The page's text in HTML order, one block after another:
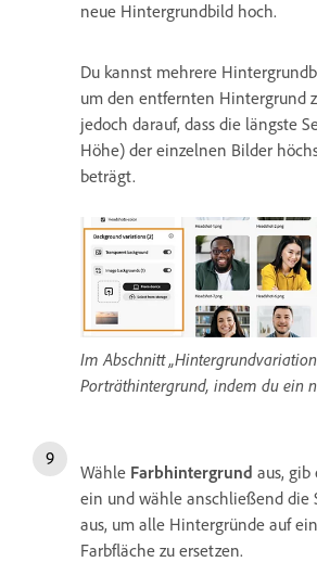
neue Hintergrundbild hoch.
Du kannst mehrere
um den entfernten Hintergrund
jedoch darauf, dass die längste
Höhe) der einzelnen Bilder
beträgt.
Im Abschnitt
Porträthintergrund, indem du ein
Wähle Farbhintergrund aus, gib
ein und wähle anschließend die
aus, um alle Hintergründe auf
Farbfläche zu ersetzen.